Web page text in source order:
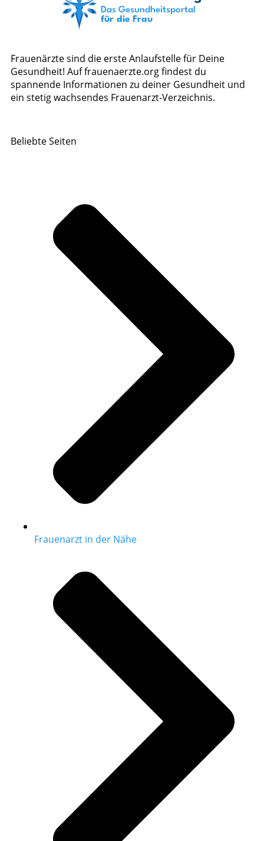
Frauenärzte sind die erste Anlaufstelle für Deine
Gesundheit! Auf frauenaerzte.org findest du
spannende Informationen zu deiner Gesundheit und
ein stetig wachsendes Frauenarzt-Verzeichnis.
Beliebte Seiten
Frauenarzt in der Nähe